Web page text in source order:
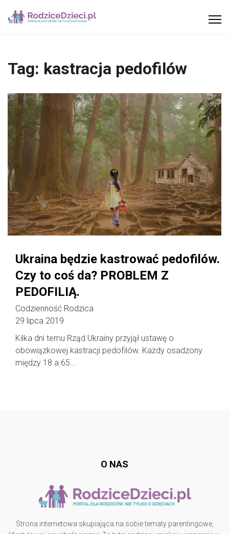
Tag: kastracja pedofilów
Ukraina będzie kastrować pedofilów.
Czy to coś da? PROBLEM Z
PEDOFILIĄ.
Codzienność Rodzica
29 lipca 2019
Kilka dni temu Rząd Ukrainy przyjął ustawę o
obowiązkowej kastracji pedofilów. Każdy osadzony
między 18 a 65...
O NAS
Strona internetowa skupiająca na sobie tematy parentingowe,